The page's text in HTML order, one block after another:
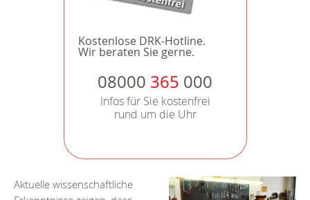
Kostenlose DRK-Hotline.
Wir beraten Sie gerne.
08000 365 000
Infos für Sie kostenfrei
rund um die Uhr
Aktuelle wissenschaftliche